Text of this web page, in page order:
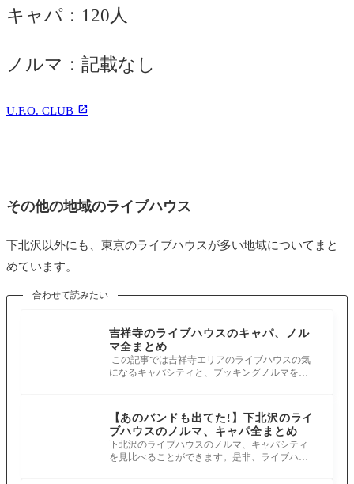
キャパ：120人
ノルマ：記載なし
U.F.O. CLUB
その他の地域のライブハウス
下北沢以外にも、東京のライブハウスが多い地域についてまと
めています。
合わせて読みたい
吉祥寺のライブハウスのキャパ、ノル
マ全まとめ
この記事では吉祥寺エリアのライブハウスの気
になるキャパシティと、ブッキングノルマをま
【あのバンドも出てた!】下北沢のライ
ブハウスのノルマ、キャパ全まとめ
下北沢のライブハウスのノルマ、キャパシティ
を見比べることができます。是非、ライブハウ